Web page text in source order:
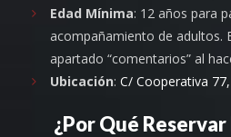
Edad Mínima: 12 años para
acompañamiento de adultos.
apartado “comentarios” al
Ubicación: C/ Cooperativa
¿Por Qué